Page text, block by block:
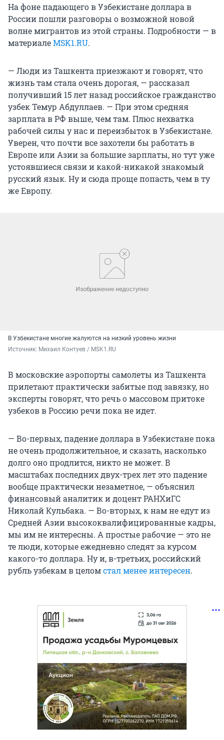
На фоне падающего в Узбекистане доллара в
России пошли разговоры о возможной новой
волне мигрантов из этой страны. Подробности — в
материалеMSK1.RU.
— Люди из Ташкента приезжают и говорят, что
жизнь там стала очень дорогая, — рассказал
получивший 15 лет назад российское гражданство
узбек Темур Абдуллаев. — При этом средняя
зарплата в РФ выше, чем там. Плюс нехватка
рабочей силы у нас и переизбыток в Узбекистане.
Уверен, что почти все захотели бы работать в
Европе или Азии за большие зарплаты, но тут уже
устоявшиеся связи и какой-никакой знакомый
русский язык. Ну и сюда проще попасть, чем в ту
же Европу.
В Узбекистане многие жалуются на низкий уровень жизни
Источник: Михаил Контуев / MSK1.RU
В московские аэропорты самолеты из Ташкента
прилетают практически забитые под завязку, но
эксперты говорят, что речь о массовом притоке
узбеков в Россию речи пока не идет.
— Во-первых, падение доллара в Узбекистане пока
не очень продолжительное, и сказать, насколько
долго оно продлится, никто не может. В
масштабах последних двух-трех лет это падение
вообще практически незаметное, — объяснил
финансовый аналитик и доцент РАНХиГС
Николай Кульбака. — Во-вторых, к нам не едут из
Средней Азии высококвалифицированные кадры,
мы им не интересны. А простые рабочие — это не
те люди, которые ежедневно следят за курсом
какого-то доллара. Ну и, в-третьих, российский
рубль узбекам в целомстал менее интересен.